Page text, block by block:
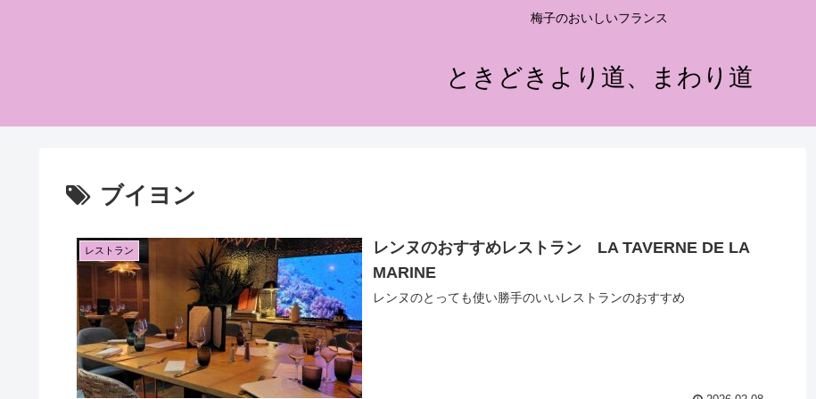
梅子のおいしいフランス
ときどきより道、まわり道
ブイヨン
レストラン
レンヌのおすすめレストラン LA TAVERNE DE LA
MARINE
レンヌのとっても使い勝手のいいレストランのおすすめ